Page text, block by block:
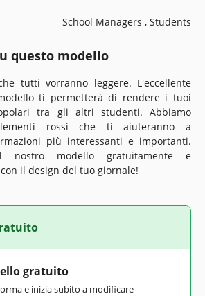
School Managers , Students
questo modello
tutti vorranno leggere. L'eccellente
ti permetterà di rendere i tuoi
tra gli altri studenti. Abbiamo
rossi che ti aiuteranno a
più interessanti e importanti.
nostro modello gratuitamente e
il design del tuo giornale!
gratuito
e inizia subito a modificare